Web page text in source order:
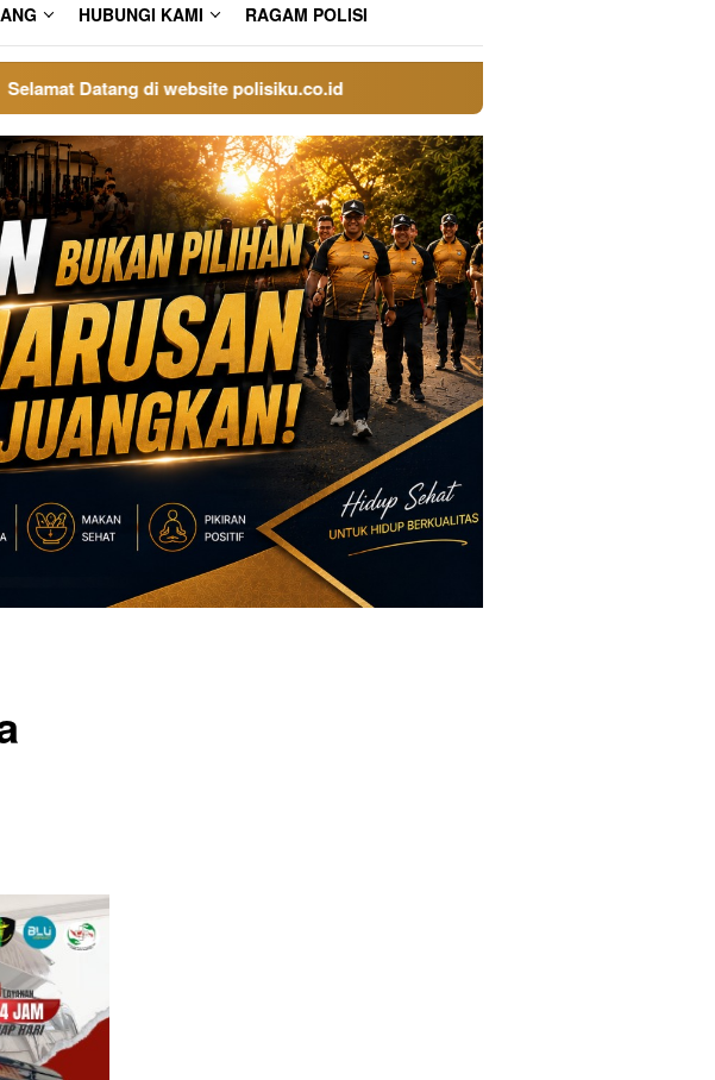
HUBUNGI KAMI RAGAM POLISI
Datang di website polisiku.co.id